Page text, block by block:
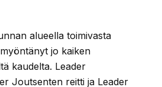
alueella toimivasta
jo kaiken
kaudelta. Leader
Joutsenten reitti ja Leader